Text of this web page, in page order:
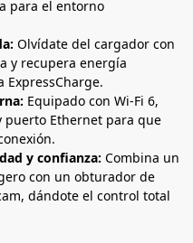
para el entorno
Olvídate del cargador con
y recupera energía
Equipado con Wi-Fi 6,
puerto Ethernet para que
y confianza: Combina un
con un obturador de
dándote el control total